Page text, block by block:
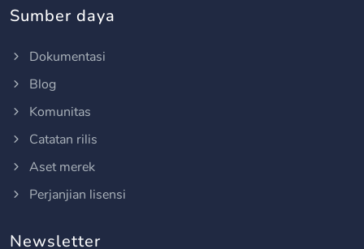
Sumber daya
Dokumentasi
Blog
Komunitas
Catatan rilis
Aset merek
Perjanjian lisensi
Newsletter